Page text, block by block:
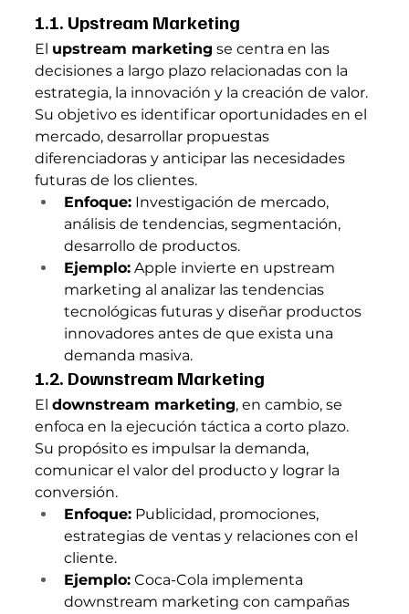
1.1. Upstream Marketing
El upstream marketing se centra en las
decisiones a largo plazo relacionadas con la
estrategia, la innovación y la creación de valor.
Su objetivo es identificar oportunidades en el
mercado, desarrollar propuestas
diferenciadoras y anticipar las necesidades
futuras de los clientes.
Enfoque: Investigación de mercado,
análisis de tendencias, segmentación,
desarrollo de productos.
Ejemplo: Apple invierte en upstream
marketing al analizar las tendencias
tecnológicas futuras y diseñar productos
innovadores antes de que exista una
demanda masiva.
1.2. Downstream Marketing
El downstream marketing, en cambio, se
enfoca en la ejecución táctica a corto plazo.
Su propósito es impulsar la demanda,
comunicar el valor del producto y lograr la
conversión.
Enfoque: Publicidad, promociones,
estrategias de ventas y relaciones con el
cliente.
Ejemplo: Coca-Cola implementa
downstream marketing con campañas